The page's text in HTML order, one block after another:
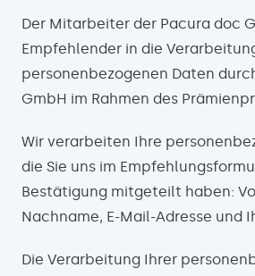
Der Mitarbeiter der Pacura doc
Empfehlender in die
personenbezogenen Daten
GmbH im Rahmen des
Wir verarbeiten Ihre
die Sie uns im
Bestätigung mitgeteilt haben:
Nachname, E-Mail-Adresse und
Die Verarbeitung Ihrer